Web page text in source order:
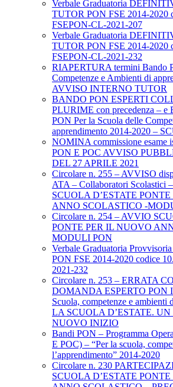
Verbale Graduatoria
TUTOR PON FSE 2014-2020
FSEPON-CL-2021-207
Verbale Graduatoria
TUTOR PON FSE 2014-2020
FSEPON-CL-2021-232
RIAPERTURA termini Bando
Competenze e Ambienti di
AVVISO INTERNO TUTOR
BANDO PON ESPERTI
PLURIME con precedenza –
PON Per la Scuola delle
apprendimento 2014-2020 –
NOMINA commissione esame
PON E POC AVVISO
DEL 27 APRILE 2021
Circolare n. 255 – AVVISO
ATA – Collaboratori Scolastici
SCUOLA D’ESTATE
ANNO SCOLASTICO -
Circolare n. 254 – AVVIO
PONTE PER IL NUOVO
MODULI PON
Verbale Graduatoria
PON FSE 2014-2020 codice
2021-232
Circolare n. 253 – ERRATA
DOMANDA ESPERTO PON
Scuola, competenze e ambienti
LA SCUOLA D’ESTATE. UN
NUOVO INIZIO
Bandi PON – Programma
E POC) – “Per la scuola,
l’apprendimento” 2014-2020
Circolare n. 230
SCUOLA D’ESTATE